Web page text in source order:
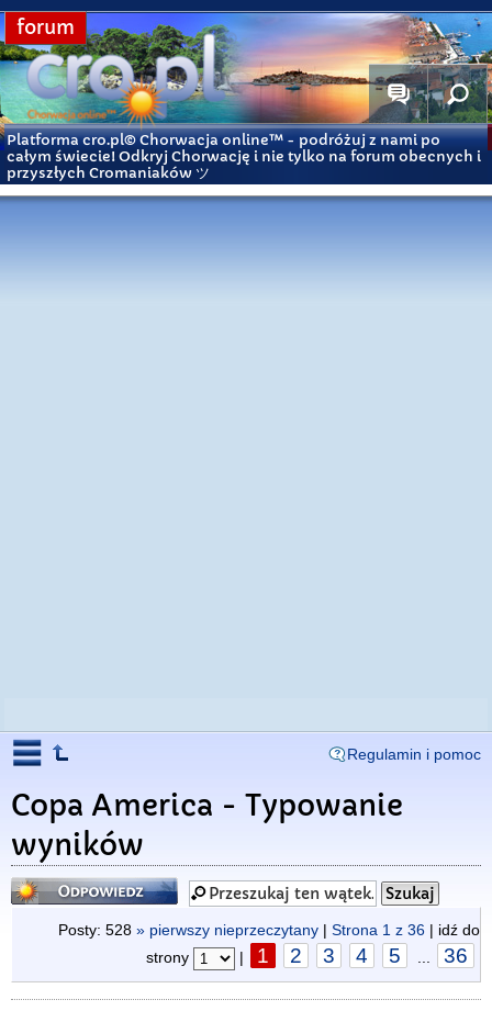
forum
Platforma cro.pl© Chorwacja online™ - podróżuj z nami po
całym świecie! Odkryj Chorwację i nie tylko na forum obecnych i
przyszłych Cromaniaków ツ
Regulamin i pomoc
Copa America - Typowanie
wyników
Odpowiedz
Posty: 528 » pierwszy nieprzeczytany | Strona 1 z 36 | idź do
strony
| 1 2 3 4 5 36